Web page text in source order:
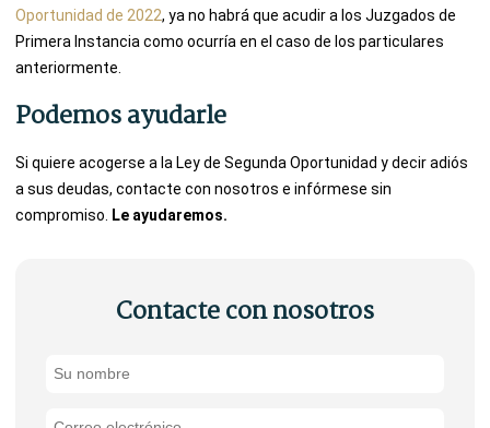
Oportunidad de 2022, ya no habrá que acudir a los Juzgados de
Primera Instancia como ocurría en el caso de los particulares
anteriormente.
Podemos ayudarle
Si quiere acogerse a la Ley de Segunda Oportunidad y decir adiós
a sus deudas, contacte con nosotros e infórmese sin
compromiso.
Le ayudaremos.
Contacte con nosotros